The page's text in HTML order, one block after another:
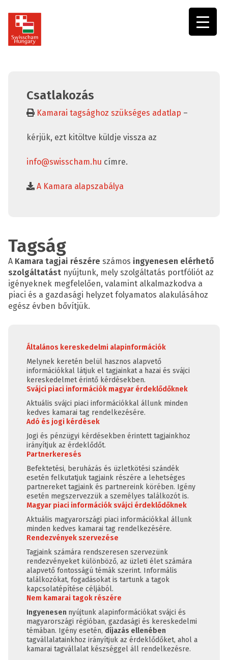
Csatlakozás
Kamarai tagsághoz szükséges adatlap –
kérjük, ezt kitöltve küldje vissza az
info@swisscham.hu címre.
A Kamara alapszabálya
Tagság
A Kamara tagjai részére számos ingyenesen elérhető
szolgáltatást nyújtunk, mely szolgáltatás portfóliót az
igényeknek megfelelően, valamint alkalmazkodva a
piaci és a gazdasági helyzet folyamatos alakulásához
egész évben bővítjük.
Általános kereskedelmi alapinformációk
Melynek keretén belül hasznos alapvető
információkkal látjuk el tagjainkat a hazai és svájci
kereskedelmet érintő kérdésekben.
Svájci piaci információk magyar érdeklődőknek
Aktuális svájci piaci információkkal állunk minden
kedves kamarai tag rendelkezésére.
Adó és jogi kérdések
Jogi és pénzügyi kérdésekben érintett tagjainkhoz
irányítjuk az érdeklődőt.
Partnerkeresés
Befektetési, beruházás és üzletkötési szándék
esetén felkutatjuk tagjaink részére a lehetséges
partnereket tagjaink és partnereink körében. Igény
esetén megszervezzük a személyes találkozót is.
Magyar piaci információk svájci érdeklődőknek
Aktuális magyarországi piaci információkkal állunk
minden kedves kamarai tag rendelkezésére.
Rendezvények szervezése
Tagjaink számára rendszeresen szervezünk
rendezvényeket különböző, az üzleti élet számára
alapvető fontosságú témák szerint. Informális
találkozókat, fogadásokat is tartunk a tagok
kapcsolatépítése céljából.
Nem kamarai tagok részére
Ingyenesen nyújtunk alapinformációkat svájci és
magyarországi régióban, gazdasági és kereskedelmi
témában. Igény esetén, díjazás ellenében
tagvállalatainkhoz irányítjuk az érdeklődőket, ahol a
kamarai tagvállalat készséggel áll rendelkezésre.